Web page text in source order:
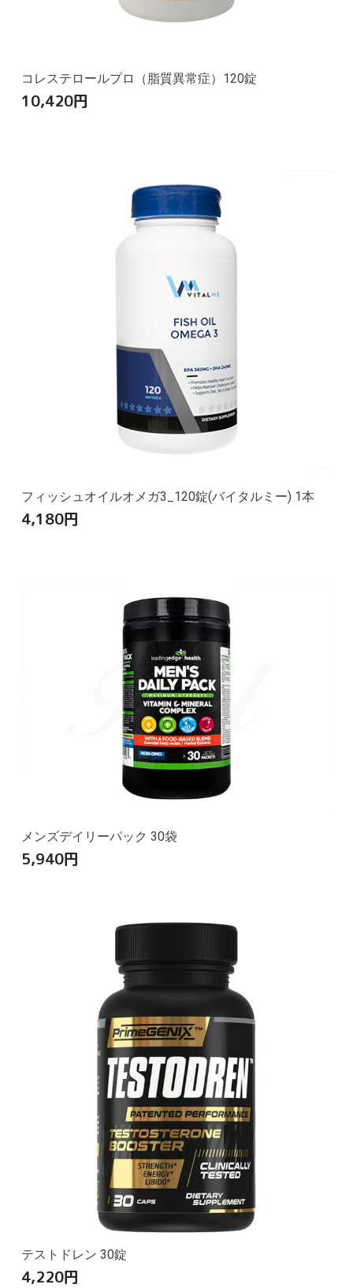
コレステロールプロ（脂質異常症）120錠
10,420円
フィッシュオイルオメガ3_120錠(バイタルミー) 1本
4,180円
メンズデイリーパック 30袋
5,940円
テストドレン 30錠
4,220円